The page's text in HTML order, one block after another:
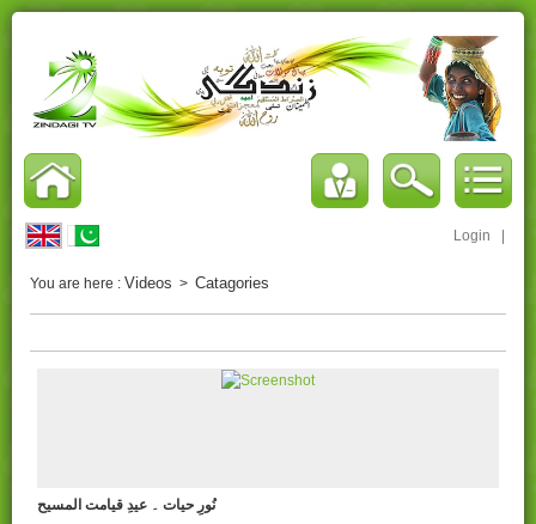
Login
You are here : Videos > Catagories
نُورِ حیات ۔ عیدِ قیامت المسیح